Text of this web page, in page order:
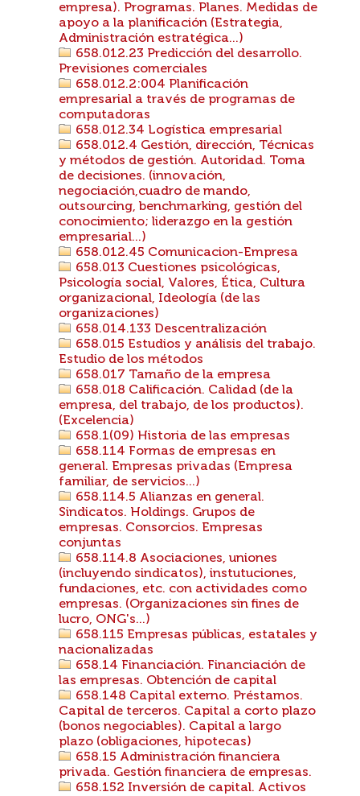
empresa). Programas. Planes. Medidas de
apoyo a la planificación (Estrategia,
Administración estratégica...)
658.012.23 Predicción del desarrollo.
Previsiones comerciales
658.012.2:004 Planificación
empresarial a través de programas de
computadoras
658.012.34 Logística empresarial
658.012.4 Gestión, dirección, Técnicas
y métodos de gestión. Autoridad. Toma
de decisiones. (innovación,
negociación,cuadro de mando,
outsourcing, benchmarking, gestión del
conocimiento; liderazgo en la gestión
empresarial...)
658.012.45 Comunicacion-Empresa
658.013 Cuestiones psicológicas,
Psicología social, Valores, Ética, Cultura
organizacional, Ideología (de las
organizaciones)
658.014.133 Descentralización
658.015 Estudios y análisis del trabajo.
Estudio de los métodos
658.017 Tamaño de la empresa
658.018 Calificación. Calidad (de la
empresa, del trabajo, de los productos).
(Excelencia)
658.1(09) Historia de las empresas
658.114 Formas de empresas en
general. Empresas privadas (Empresa
familiar, de servicios...)
658.114.5 Alianzas en general.
Sindicatos. Holdings. Grupos de
empresas. Consorcios. Empresas
conjuntas
658.114.8 Asociaciones, uniones
(incluyendo sindicatos), instutuciones,
fundaciones, etc. con actividades como
empresas. (Organizaciones sin fines de
lucro, ONG's...)
658.115 Empresas públicas, estatales y
nacionalizadas
658.14 Financiación. Financiación de
las empresas. Obtención de capital
658.148 Capital externo. Préstamos.
Capital de terceros. Capital a corto plazo
(bonos negociables). Capital a largo
plazo (obligaciones, hipotecas)
658.15 Administración financiera
privada. Gestión financiera de empresas.
658.152 Inversión de capital. Activos